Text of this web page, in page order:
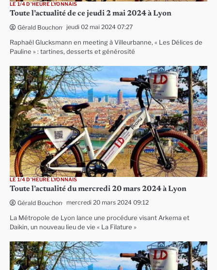
LE 1/4 D'HEURE LYONNAIS
Toute l’actualité de ce jeudi 2 mai 2024 à Lyon
Gérald Bouchon jeudi 02 mai 2024 07:27
Raphaël Glucksmann en meeting à Villeurbanne, « Les Délices de
Pauline » : tartines, desserts et générosité
LE 1/4 D'HEURE LYONNAIS
Toute l’actualité du mercredi 20 mars 2024 à Lyon
Gérald Bouchon mercredi 20 mars 2024 09:12
La Métropole de Lyon lance une procédure visant Arkema et
Daikin, un nouveau lieu de vie « La Filature »